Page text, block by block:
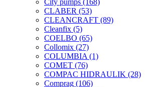
City pumps (168)
CLABER (53)
CLEANCRAFT (89)
Cleanfix (5)
COELBO (65)
Collomix (27)
COLUMBIA (1)
COMET (76)
COMPAC HIDRAULIK (28)
Comprag (106)